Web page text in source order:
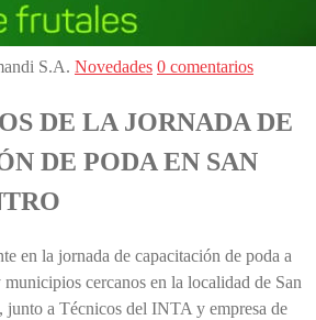
S.A. Novedades 0 comentarios
DE LA JORNADA DE
DE PODA EN SAN
en la jornada de capacitación de poda a
cercanos en la localidad de San
junto a Técnicos del INTA y empresa de